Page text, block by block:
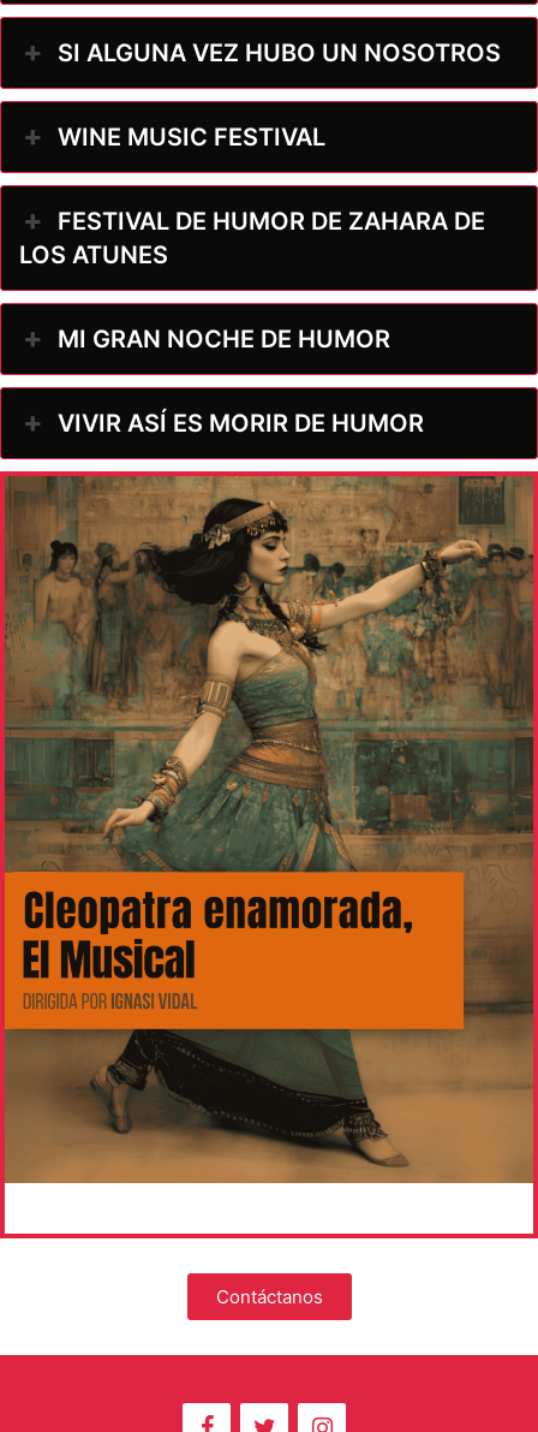
SI ALGUNA VEZ HUBO UN NOSOTROS
WINE MUSIC FESTIVAL
FESTIVAL DE HUMOR DE ZAHARA DE
LOS ATUNES
MI GRAN NOCHE DE HUMOR
VIVIR ASÍ ES MORIR DE HUMOR
Contáctanos